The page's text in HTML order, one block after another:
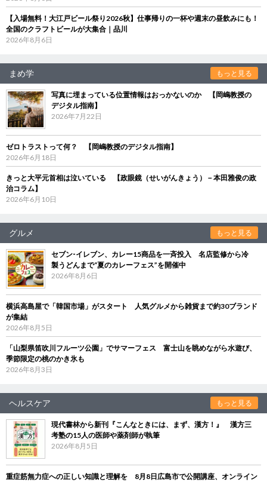
【入場無料！大江戸ビール祭り2026秋】仕事帰りの一杯や週末の昼飲みにも！
全国のクラフトビールが大集合｜品川
2026年8月6日
まめ学 もっと見る
写真に埋まっている位置情報はおっかないのか 【岡嶋教授の
デジタル指南】
2026年7月22日
ゼロトラストって何？ 【岡嶋教授のデジタル指南】
2026年6月18日
きっと大平元首相は泣いている 【政眼鏡（せいがんきょう）－本田雅俊の政
治コラム】
2026年6月10日
グルメ もっと見る
セブン‐イレブン、カレー15商品を一斉投入 名店監修から冷
製うどんまで“夏のカレーフェス”を開催中
2026年8月6日
横浜高島屋で「韓国市場」がスタート 人気グルメから雑貨まで約30ブランド
が集結
2026年8月5日
「山梨県笛吹川フルーツ公園」でサマーフェス 富士山を眺めながら水遊び、
季節限定の桃のかき氷も
2026年8月3日
ヘルスケア もっと見る
現代書林から新刊『こんなときには、まず、漢方！』 漢方三
考塾の15人の医師や薬剤師が執筆
2026年8月5日
重症筋無力症への正しい知識と理解を 8月8日広島市で公開講座、オンライン